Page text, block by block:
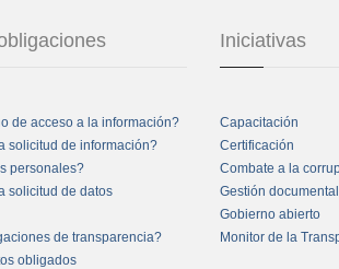
de acceso a la información?
solicitud de información?
personales?
solicitud de datos
de transparencia?
obligados
Iniciativas
Capacitación
Certificación
Combate a la
Gestión
Gobierno abierto
Monitor de la